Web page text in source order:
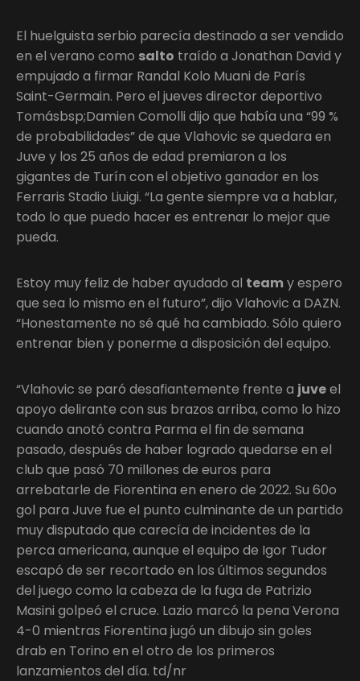
El huelguista serbio parecía destinado a ser vendido
en el verano como salto traído a Jonathan David y
empujado a firmar Randal Kolo Muani de París
Saint-Germain. Pero el jueves director deportivo
Tomásbsp;Damien Comolli dijo que había una “99 %
de probabilidades” de que Vlahovic se quedara en
Juve y los 25 años de edad premiaron a los
gigantes de Turín con el objetivo ganador en los
Ferraris Stadio Liuigi. “La gente siempre va a hablar,
todo lo que puedo hacer es entrenar lo mejor que
pueda.
Estoy muy feliz de haber ayudado al teamy espero
que sea lo mismo en el futuro”, dijo Vlahovic a DAZN.
“Honestamente no sé qué ha cambiado. Sólo quiero
entrenar bien y ponerme a disposición del equipo.
“Vlahovic se paró desafiantemente frente a juveel
apoyo delirante con sus brazos arriba, como lo hizo
cuando anotó contra Parma el fin de semana
pasado, después de haber logrado quedarse en el
club que pasó 70 millones de euros para
arrebatarle de Fiorentina en enero de 2022. Su 60o
gol para Juve fue el punto culminante de un partido
muy disputado que carecía de incidentes de la
perca americana, aunque el equipo de Igor Tudor
escapó de ser recortado en los últimos segundos
del juego como la cabeza de la fuga de Patrizio
Masini golpeó el cruce. Lazio marcó la pena Verona
4-0 mientras Fiorentina jugó un dibujo sin goles
drab en Torino en el otro de los primeros
lanzamientos del día. td/nr